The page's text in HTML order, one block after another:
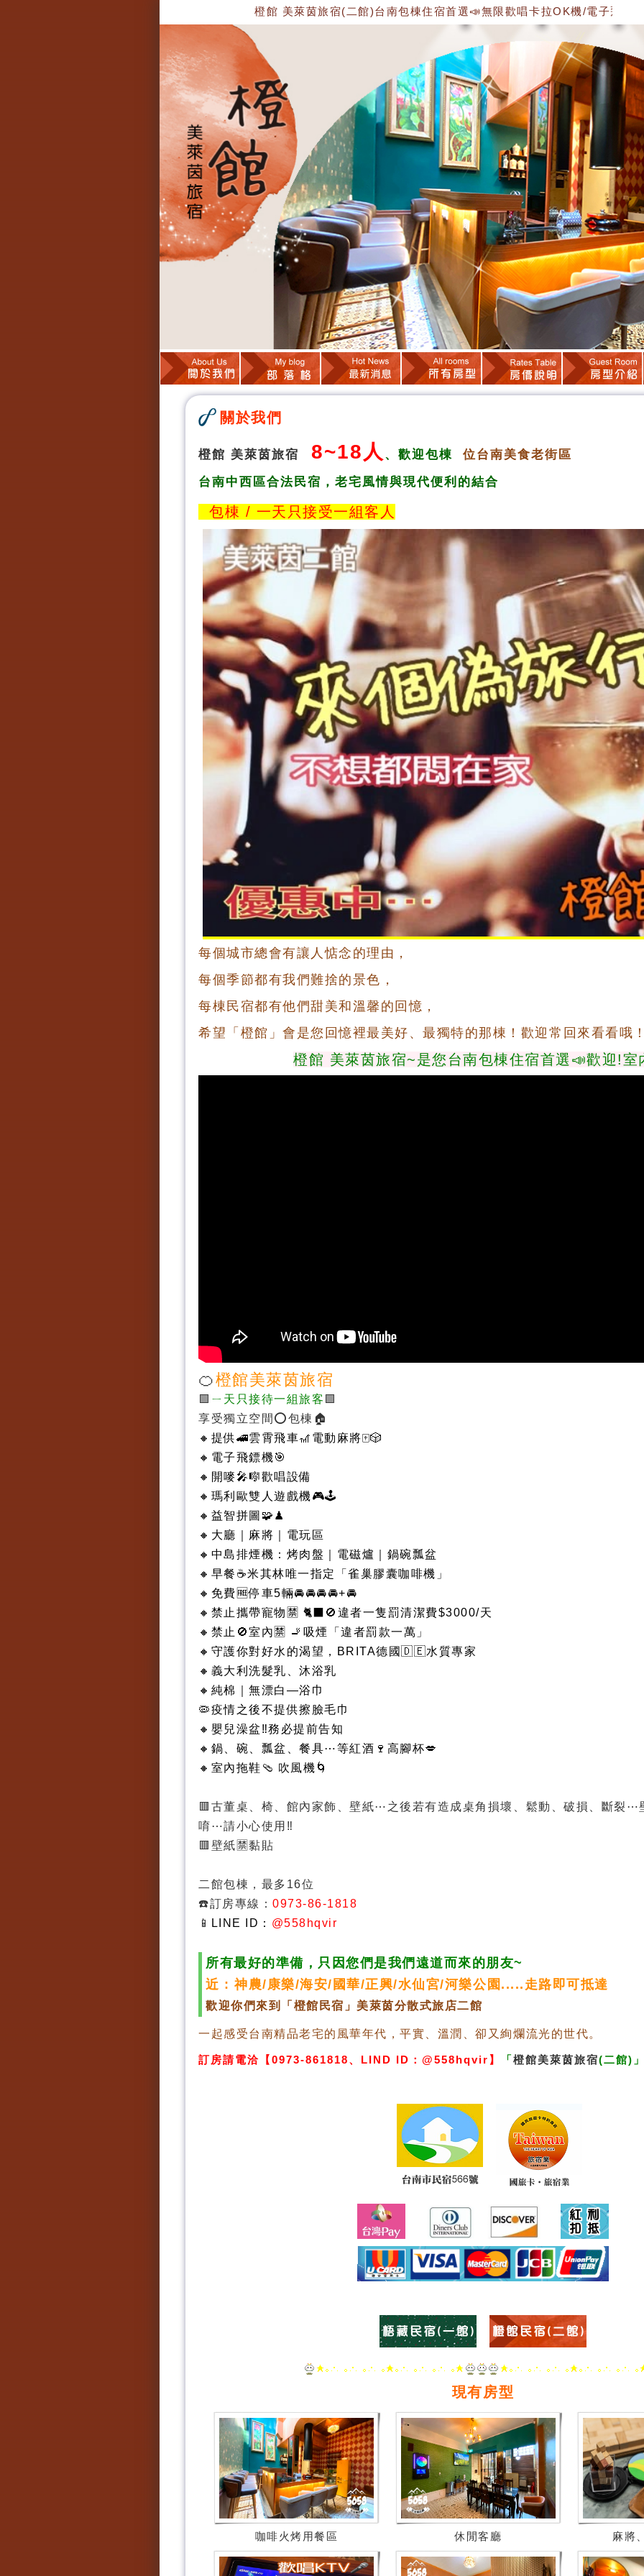
橙館 美萊茵旅宿(二館)台南包棟住宿首選📣無限歡唱卡拉OK機/電子飛鏢機/雙
關於我們
橙館 美萊茵旅宿 8~18人 、歡迎包棟 位台南美食老街區
台南中西區合法民宿，老宅風情與現代便利的結合
包棟 / 一天只接受一組客人
每個城市總會有讓人惦念的理由，
每個季節都有我們難捨的景色 ，
每棟民宿都有他們甜美和溫馨的回憶，
希望「橙館」會是您回憶裡最美好、最獨特的那棟！歡迎常回來看看哦
橙館 美萊茵旅宿~是您台南包棟住宿首選📣歡迎!室內烤
🍊橙館美萊茵旅宿
🟩 ㄧ天只接待一組旅客 🟩
享受獨立空間⭕️包棟🏠
🔸提供🚄雲霄飛車🎢電動麻將🀄️🎲
🔸電子飛鏢機🎯
🔸開嘜🎤🎼歡唱設備
🔸瑪利歐雙人遊戲機🎮🕹
🔸益智拼圖🧩♟
🔸大廳｜麻將｜電玩區
🔸中島排煙機：烤肉盤｜電磁爐｜鍋碗瓢盆
🔸早餐☕️米其林唯一指定「雀巢膠囊咖啡機」
🔸免費🆓停車5輛🚘🚘🚘🚘+🚘
🔸禁止攜帶寵物🈲️ 🐈‍⬛🚫違者一隻罰清潔費$3000/天
🔸禁止🚫室內🈲️ 🚬吸煙「違者罰款一萬」
🔸守護你對好水的渴望，BRITA德國🇩🇪水質專家
🔸義大利洗髮乳、沐浴乳
🔸純棉｜無漂白—浴巾
🦠疫情之後不提供擦臉毛巾
🔸嬰兒澡盆‼️務必提前告知
🔸鍋、碗、瓢盆、餐具⋯等紅酒🍷高腳杯💋
🔸室內拖鞋🩴 吹風機🌀
🟥古董桌、椅、館內家飾、壁紙⋯之後若有造成桌角損壞、鬆動、破損、斷裂⋯
唷⋯請小心使用‼️
🟥壁紙🈲️黏貼
二館包棟，最多16位
☎️訂房專線：0973-86-1818
📱
LINE ID： @558hqvir
所有最好的準備，只因您們是我們遠道而來的朋友~
近 : 神農/康樂/海安/國華/正興/水仙宮/河樂公園.....走路即可抵達
歡迎你們來到「橙館民宿」美萊茵分散式旅店二館
一起感受台南精品老宅的風華年代，平實、溫潤、卻又絢爛流光的世代。
訂房請電洽【0973-861818、LIND ID：@558hqvir】 「 橙館美萊茵旅宿(二館)
現有房型
咖啡火烤用餐區 休閒客廳 麻將